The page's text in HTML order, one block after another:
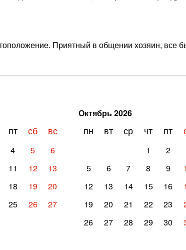
пт сб вс
4 5
6
11 12
13
18 19
20
25 26
27
Октябрь2026
пн вт ср чт пт
1 2
5
6 7 8 9
12
13 14 15 16
19
20 21 22 23
26
27 28 29 30
Приятный в общении хозяин, все